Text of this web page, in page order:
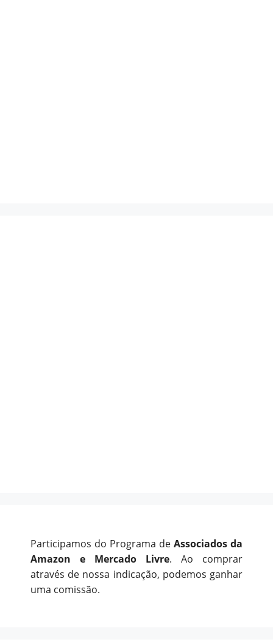
Participamos do Programa de Associados da
Amazon e Mercado Livre. Ao comprar
através de nossa indicação, podemos ganhar
uma comissão.